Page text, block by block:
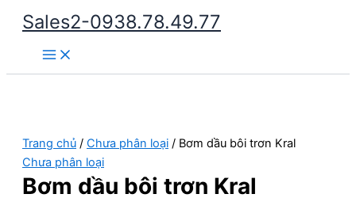
Nhảy
dung
Sales2-0938.78.49.77
Main
Menu
Trang chủ / Chưa phân loại / Bơm dầu bôi trơn Kral
Chưa phân loại
Bơm dầu bôi trơn Kral